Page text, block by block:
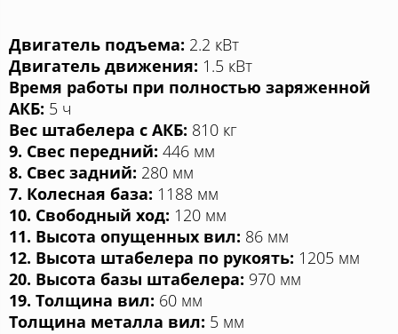
Двигатель подъема: 2.2 кВт
Двигатель движения: 1.5 кВт
Время работы при полностью заряженной
АКБ: 5 ч
Вес штабелера с АКБ: 810 кг
9. Свес передний: 446 мм
8. Свес задний: 280 мм
7. Колесная база: 1188 мм
10. Свободный ход: 120 мм
11. Высота опущенных вил: 86 мм
12. Высота штабелера по рукоять: 1205 мм
20. Высота базы штабелера: 970 мм
19. Толщина вил: 60 мм
Толщина металла вил: 5 мм